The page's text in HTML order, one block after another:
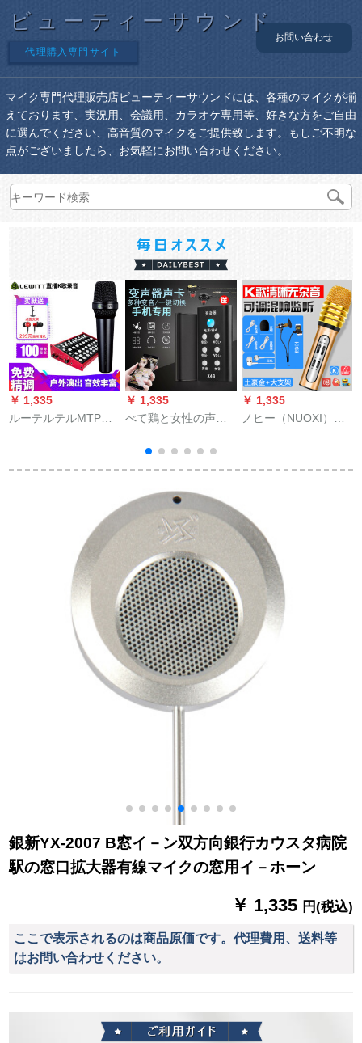
ビューティーサウンド
代理購入専門サイト
お問い合わせ
マイク専門代理販売店ビューティーサウンドには、各種のマイクが揃
えております、実況用、会議用、カラオケ専用等、好きな方をご自由
に選んでください、高音質のマイクをご提供致します。もしご不明な
点がございましたら、お気軽にお問い合わせください。
￥ 1,335
ルーテルテルMTP
帯電話で生放送して
はフルートのライト
MTP 250 DMマイク
￥ 1,335
べて鶏と女性の声変
全国民的に「カラオ
ケの速さ」は音を震
わせて呼びます。
￥ 1,335
ノヒー（NUOXI）携
キャクター・パッシ
デオアウトレット
銀新YX-2007 B窓イ－ン双方向銀行カウスタ病院
駅の窓口拡大器有線マイクの窓用イ－ホーン
￥ 1,335 円(税込)
ここで表示されるのは商品原価です。代理費用、送料等
はお問い合わせください。